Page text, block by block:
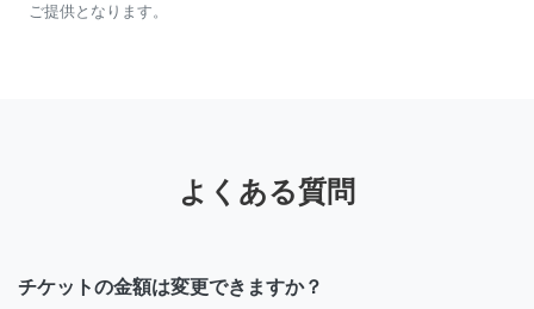
ご提供となります。
よくある質問
チケットの金額は変更できますか？